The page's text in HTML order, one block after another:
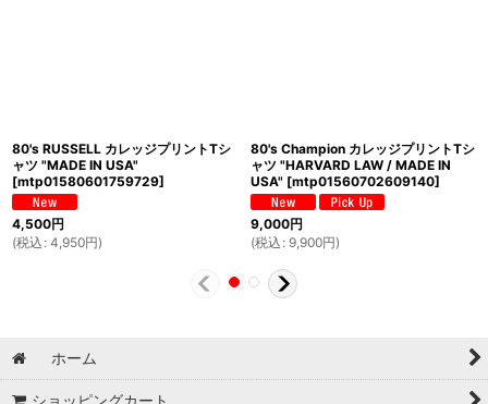
80's RUSSELL カレッジプリントTシ
ャツ "MADE IN USA"
[mtp01580601759729]
4,500円
(税込 : 4,950円)
80's Champion カレッジプリントTシ
ャツ "HARVARD LAW / MADE IN
USA" [mtp01560702609140]
9,000円
(税込 : 9,900円)
ホーム